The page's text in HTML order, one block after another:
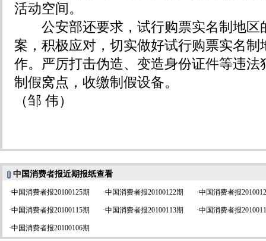
活动空间。
公安部还要求，试行购票实名制地区
案，积极应对，切实做好试行购票实名制
作。严厉打击伪造、变造身份证件等违法
制假窝点，收缴制假设备。
（邹 伟）
中国消费者报近期报纸查看
·中国消费者报20100125期 ·中国消费者报20100122期 ·中国消费者报
·中国消费者报20100115期 ·中国消费者报20100113期 ·中国消费者报
·中国消费者报20100106期